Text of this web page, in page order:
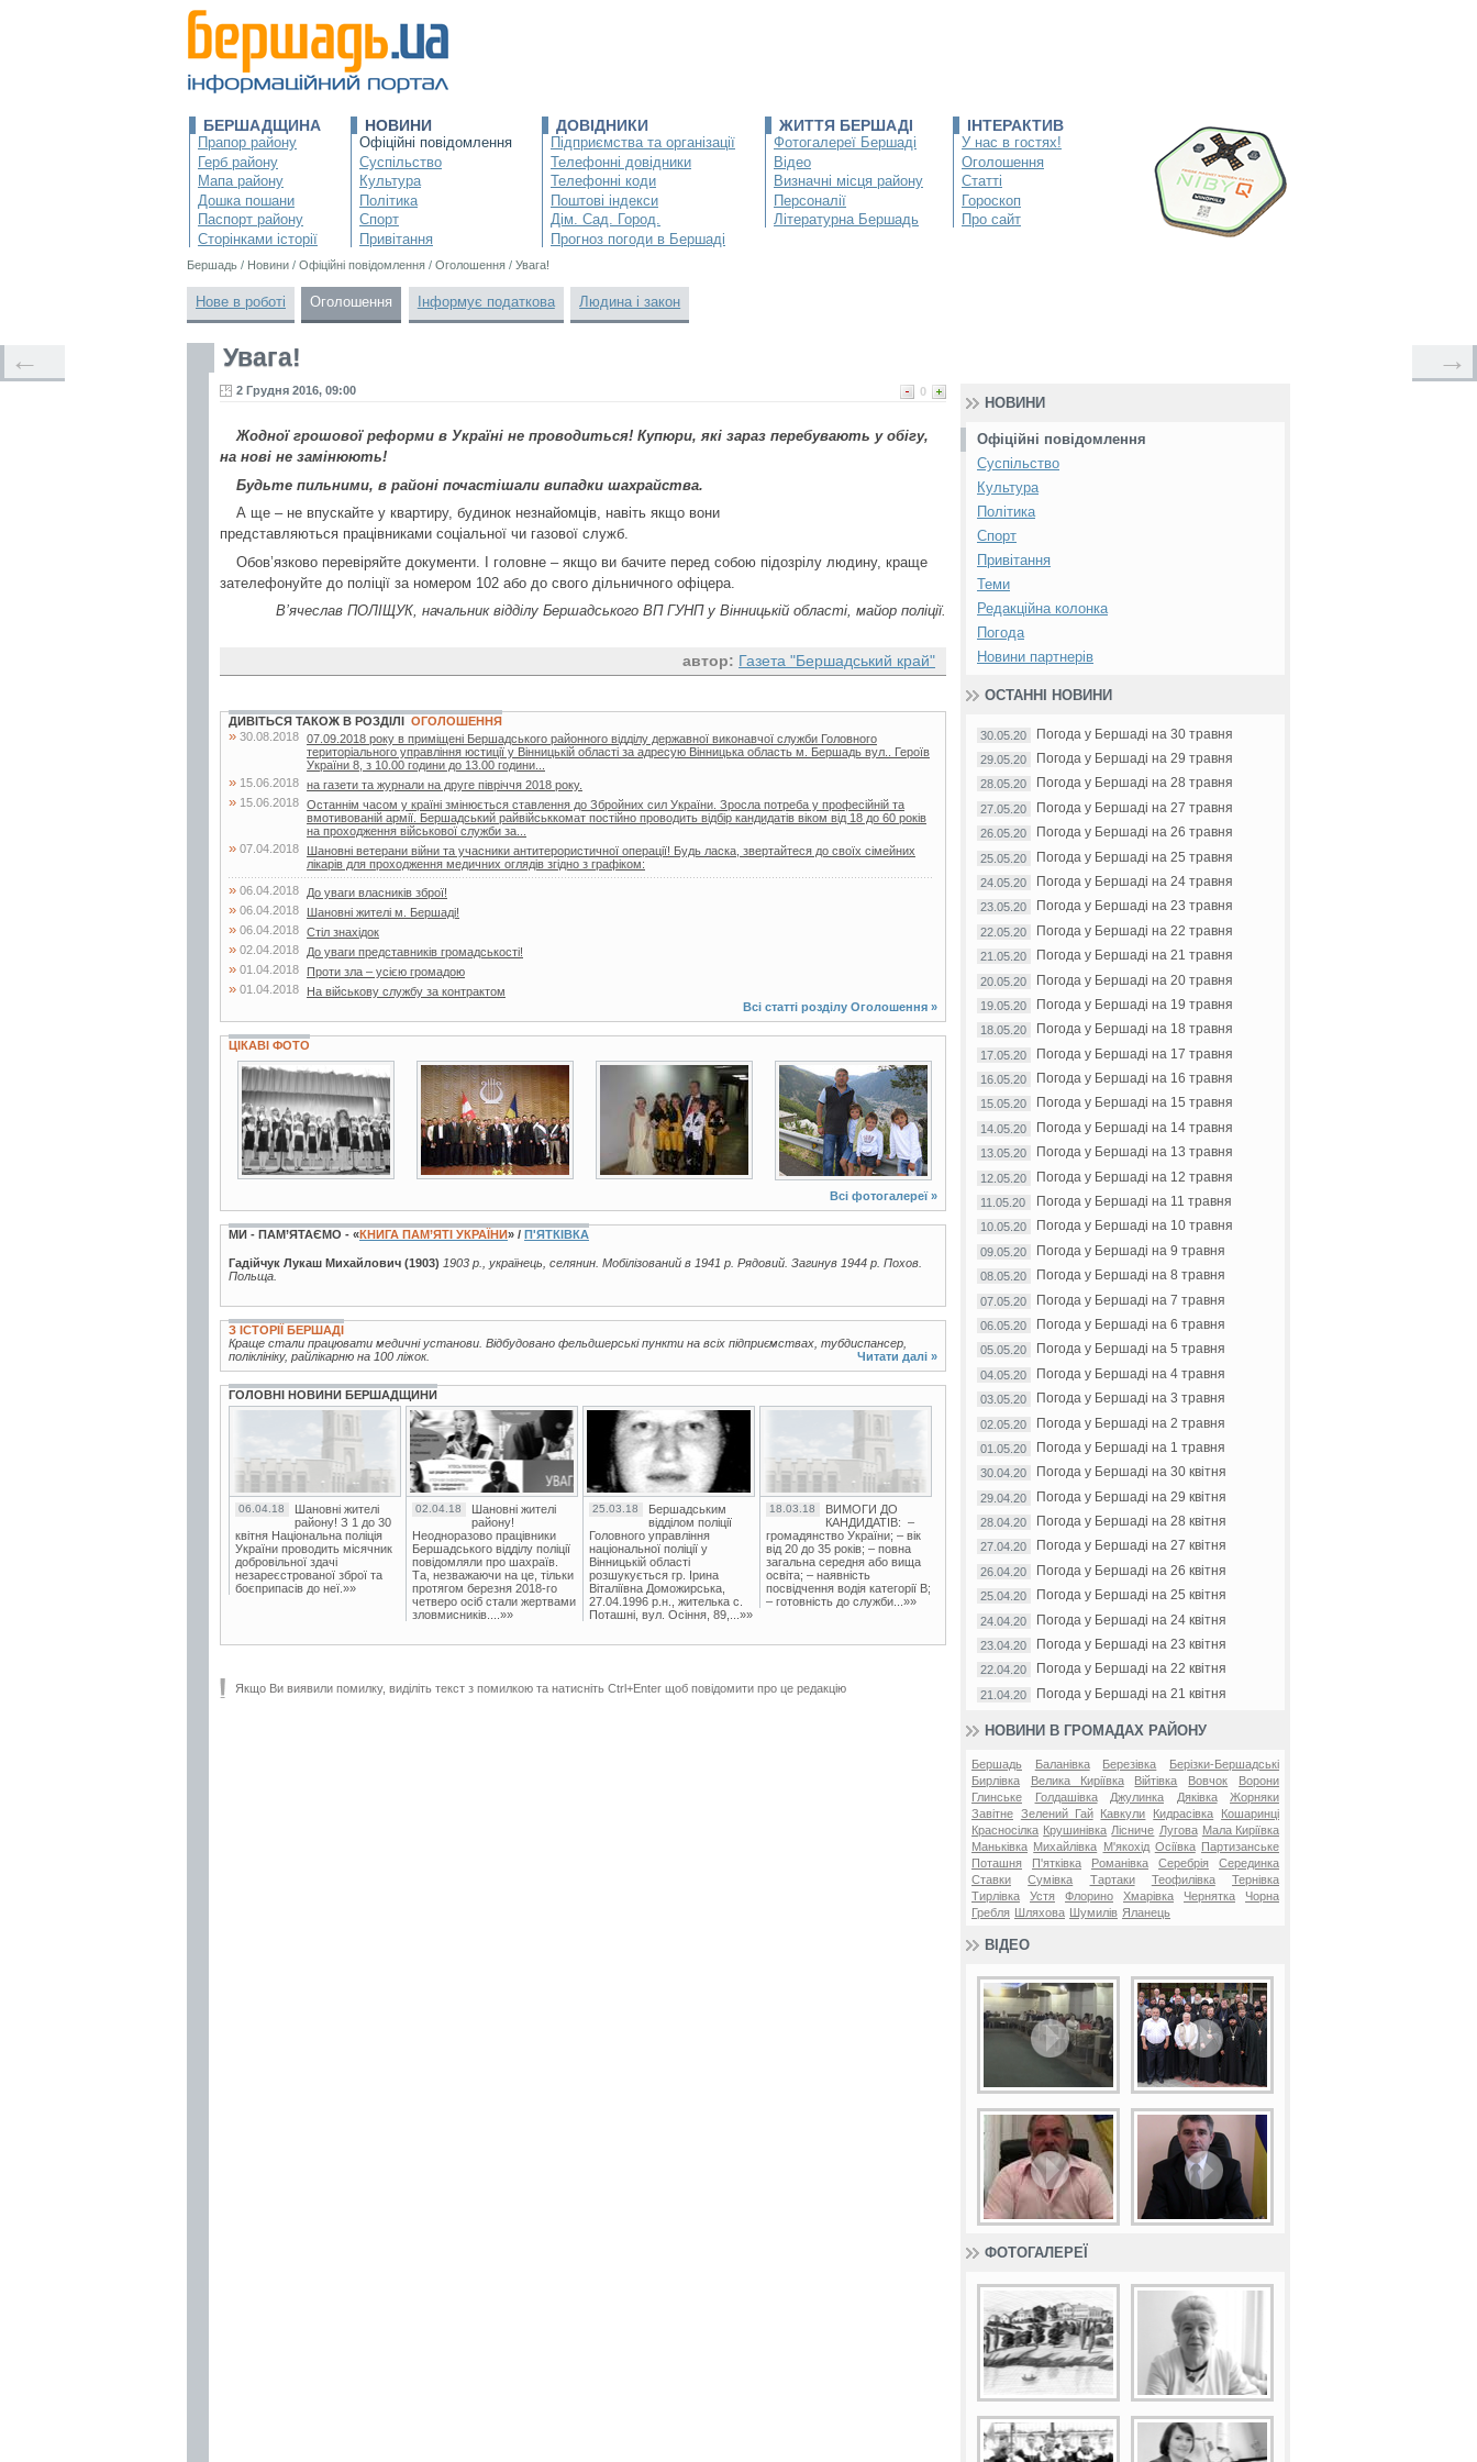
БЕРШАДЩИНА
Прапор району
Герб району
Мапа району
Дошка пошани
Паспорт району
Сторінками історії
НОВИНИ
Офіційні повідомлення
Суспільство
Культура
Політика
Спорт
Привітання
ДОВІДНИКИ
Підприємства та організації
Телефонні довідники
Телефонні коди
Поштові індекси
Дім. Сад. Город.
Прогноз погоди в Бершаді
ЖИТТЯ БЕРШАДІ
Фотогалереї Бершаді
Відео
Визначні місця району
Персоналії
Літературна Бершадь
ІНТЕРАКТИВ
У нас в гостях!
Оголошення
Статті
Гороскоп
Про сайт
Бершадь / Новини / Офіційні повідомлення / Оголошення / Увага!
Нове в роботі Оголошення Інформує податкова Людина і закон
Увага!
0
2 Грудня 2016, 09:00
Жодної грошової реформи в Україні не проводиться! Купюри, які зараз перебувають у обігу,
на нові не замінюють!
Будьте пильними, в районі почастішали випадки шахрайства.
А ще – не впускайте у квартиру, будинок незнайомців, навіть якщо вони
представляються працівниками соціальної чи газової служб.
Обов’язково перевіряйте документи. І головне – якщо ви бачите перед собою підозрілу людину, краще
зателефонуйте до поліції за номером 102 або до свого дільничного офіцера.
В’ячеслав ПОЛІЩУК, начальник відділу Бершадського ВП ГУНП у Вінницькій області, майор поліції.
автор: Газета "Бершадський край"
← →
ДИВІТЬСЯ ТАКОЖ В РОЗДІЛІ ОГОЛОШЕННЯ
» 30.08.2018 07.09.2018 року в приміщені Бершадського районного відділу державної виконавчої служби Головного
територіального управління юстиції у Вінницькій області за адресую Вінницька область м. Бершадь вул.. Героїв
України 8, з 10.00 години до 13.00 години...
» 15.06.2018 на газети та журнали на друге півріччя 2018 року.
» 15.06.2018 Останнім часом у країні змінюється ставлення до Збройних сил України. Зросла потреба у професійній та
вмотивованій армії. Бершадський райвійськкомат постійно проводить відбір кандидатів віком від 18 до 60 років
на проходження військової служби за...
» 07.04.2018
Шановні ветерани війни та учасники антитерористичної операції! Будь ласка, звертайтеся до своїх сімейних
лікарів для проходження медичних оглядів згідно з графіком:
» 06.04.2018 До уваги власників зброї!
» 06.04.2018 Шановні жителі м. Бершаді!
» 06.04.2018 Стіл знахідок
» 02.04.2018 До уваги представників громадськості!
» 01.04.2018 Проти зла – усією громадою
» 01.04.2018
На військову службу за контрактом
Всі статті розділу Оголошення »
ЦІКАВІ ФОТО
3 фото 3 фото 7 фото
Всі фотогалереї »
МИ - ПАМ’ЯТАЄМО - «КНИГА ПАМ’ЯТІ УКРАЇНИ» / П'ЯТКІВКА
Гадійчук Лукаш Михайлович (1903) 1903 р., українець, селянин. Мобілізований в 1941 р. Рядовий. Загинув 1944 р. Похов.
Польща.
З ІСТОРІЇ БЕРШАДІ
Краще стали працювати медичні установи. Відбудовано фельдшерські пункти на всіх підприємствах, тубдиспансер,
поліклініку, райлікарню на 100 ліжок.
Читати далі »
ГОЛОВНІ НОВИНИ БЕРШАДЩИНИ
06.04.18
Шановні жителі
району! З 1 до 30
квітня Національна поліція
України проводить місячник
добровільної здачі
незареєстрованої зброї та
боєприпасів до неї.»»
02.04.18
Шановні жителі
району!
Неодноразово працівники
Бершадського відділу поліції
повідомляли про шахраїв.
Та, незважаючи на це, тільки
протягом березня 2018-го
четверо осіб стали жертвами
зловмисників....»»
25.03.18
Бершадським
відділом поліції
Головного управління
національної поліції у
Вінницькій області
розшукується гр. Ірина
Віталіївна Доможирська,
27.04.1996 р.н., жителька с.
Поташні, вул. Осіння, 89,...»»
18.03.18
ВИМОГИ ДО
КАНДИДАТІВ: –
громадянство України; – вік
від 20 до 35 років; – повна
загальна середня або вища
освіта; – наявність
посвідчення водія категорії В;
– готовність до служби...»»
Якщо Ви виявили помилку, виділіть текст з помилкою та натисніть Ctrl+Enter щоб повідомити про це редакцію
НОВИНИ
Офіційні повідомлення
Суспільство
Культура
Політика
Спорт
Привітання
Теми
Редакційна колонка
Погода
Новини партнерів
ОСТАННІ НОВИНИ
30.05.20 Погода у Бершаді на 30 травня
29.05.20 Погода у Бершаді на 29 травня
28.05.20 Погода у Бершаді на 28 травня
27.05.20 Погода у Бершаді на 27 травня
26.05.20 Погода у Бершаді на 26 травня
25.05.20 Погода у Бершаді на 25 травня
24.05.20 Погода у Бершаді на 24 травня
23.05.20 Погода у Бершаді на 23 травня
22.05.20 Погода у Бершаді на 22 травня
21.05.20 Погода у Бершаді на 21 травня
20.05.20 Погода у Бершаді на 20 травня
19.05.20 Погода у Бершаді на 19 травня
18.05.20 Погода у Бершаді на 18 травня
17.05.20 Погода у Бершаді на 17 травня
16.05.20 Погода у Бершаді на 16 травня
15.05.20 Погода у Бершаді на 15 травня
14.05.20 Погода у Бершаді на 14 травня
13.05.20 Погода у Бершаді на 13 травня
12.05.20 Погода у Бершаді на 12 травня
11.05.20 Погода у Бершаді на 11 травня
10.05.20 Погода у Бершаді на 10 травня
09.05.20 Погода у Бершаді на 9 травня
08.05.20 Погода у Бершаді на 8 травня
07.05.20 Погода у Бершаді на 7 травня
06.05.20 Погода у Бершаді на 6 травня
05.05.20 Погода у Бершаді на 5 травня
04.05.20 Погода у Бершаді на 4 травня
03.05.20 Погода у Бершаді на 3 травня
02.05.20 Погода у Бершаді на 2 травня
01.05.20 Погода у Бершаді на 1 травня
30.04.20 Погода у Бершаді на 30 квітня
29.04.20 Погода у Бершаді на 29 квітня
28.04.20 Погода у Бершаді на 28 квітня
27.04.20 Погода у Бершаді на 27 квітня
26.04.20 Погода у Бершаді на 26 квітня
25.04.20 Погода у Бершаді на 25 квітня
24.04.20 Погода у Бершаді на 24 квітня
23.04.20 Погода у Бершаді на 23 квітня
22.04.20 Погода у Бершаді на 22 квітня
21.04.20 Погода у Бершаді на 21 квітня
НОВИНИ В ГРОМАДАХ РАЙОНУ
Бершадь Баланівка Березівка
Берізки-Бершадські
Бирлівка
Велика Киріївка Війтівка Вовчок
Ворони
Глинське
Голдашівка Джулинка Дяківка
Жорняки
Завітне Зелений Гай Кавкули Кидрасівка
Кошаринці
Красносілка Крушинівка Лісниче Лугова Мала Киріївка
Маньківка Михайлівка М'якохід Осіївка
Партизанське
Поташня
П'ятківка Романівка Серебрія
Серединка
Ставки
Сумівка Тартаки Теофилівка
Тернівка
Тирлівка
Устя Флорино Хмарівка Чернятка
Чорна
Гребля
Шляхова Шумилів Яланець
ВІДЕО
ФОТОГАЛЕРЕЇ